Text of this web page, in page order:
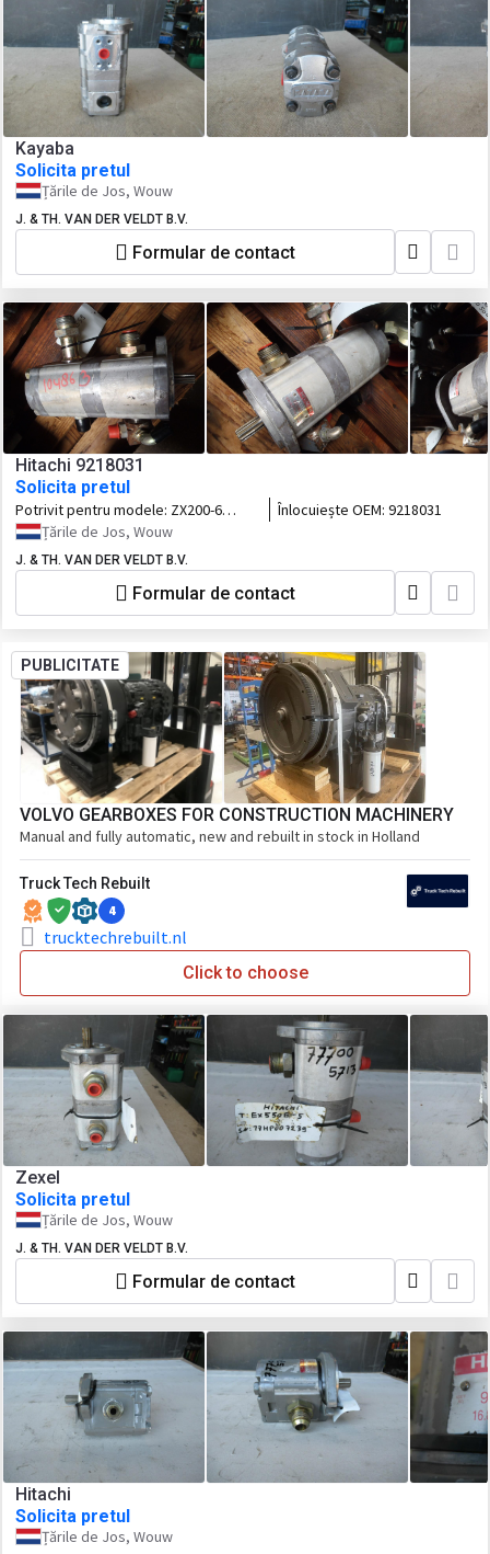
Kayaba
Solicita pretul
Țările de Jos, Wouw
J. & TH. VAN DER VELDT B.V.
Formular de contact
Hitachi 9218031
Solicita pretul
Potrivit pentru modele: ZX200-6
ZX400-5 ZX210-6 ZX120-6 ZX130-5
ZX280-5 ZX290-5 ZX300-5A ZX120-5B
ZX330-5B ZX350-5A ZX350-5B
Înlocuiește OEM: 9218031
Țările de Jos, Wouw
J. & TH. VAN DER VELDT B.V.
Formular de contact
PUBLICITATE
VOLVO GEARBOXES FOR CONSTRUCTION MACHINERY
Manual and fully automatic, new and rebuilt in stock in Holland
Truck Tech Rebuilt
4
trucktechrebuilt.nl
Click to choose
Zexel
Solicita pretul
Țările de Jos, Wouw
J. & TH. VAN DER VELDT B.V.
Formular de contact
Hitachi
Solicita pretul
Țările de Jos, Wouw